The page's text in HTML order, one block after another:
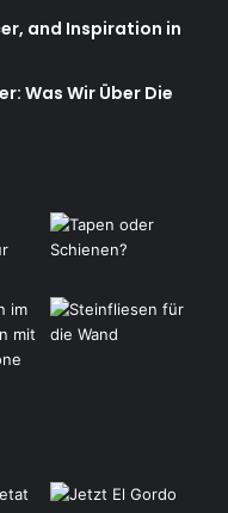
and Inspiration in
Was Wir Über Die